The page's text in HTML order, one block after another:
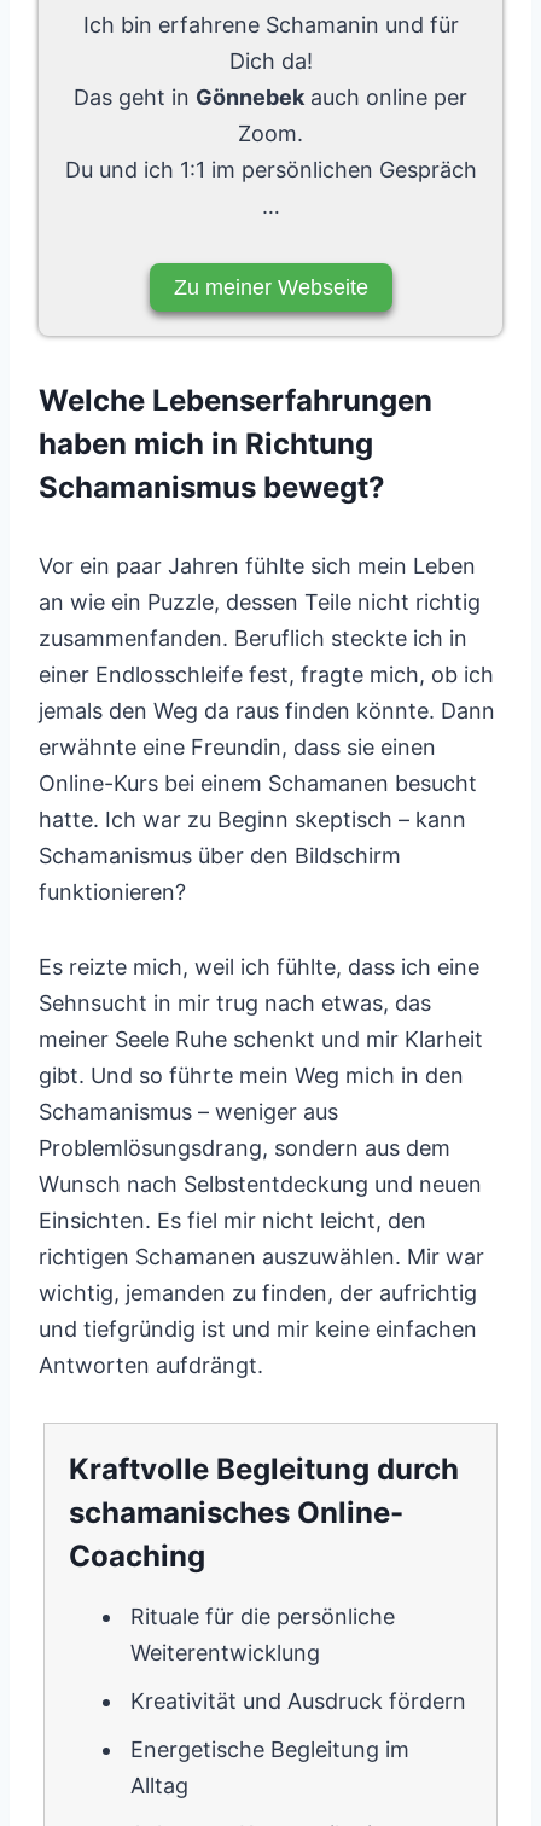
Ich bin erfahrene Schamanin und für
Dich da!
Das geht in Gönnebek auch online per
Zoom.
Du und ich 1:1 im persönlichen Gespräch
…
Zu meiner Webseite
Welche Lebenserfahrungen
haben mich in Richtung
Schamanismus bewegt?
Vor ein paar Jahren fühlte sich mein Leben
an wie ein Puzzle, dessen Teile nicht richtig
zusammenfanden. Beruflich steckte ich in
einer Endlosschleife fest, fragte mich, ob ich
jemals den Weg da raus finden könnte. Dann
erwähnte eine Freundin, dass sie einen
Online-Kurs bei einem Schamanen besucht
hatte. Ich war zu Beginn skeptisch – kann
Schamanismus über den Bildschirm
funktionieren?
Es reizte mich, weil ich fühlte, dass ich eine
Sehnsucht in mir trug nach etwas, das
meiner Seele Ruhe schenkt und mir Klarheit
gibt. Und so führte mein Weg mich in den
Schamanismus – weniger aus
Problemlösungsdrang, sondern aus dem
Wunsch nach Selbstentdeckung und neuen
Einsichten. Es fiel mir nicht leicht, den
richtigen Schamanen auszuwählen. Mir war
wichtig, jemanden zu finden, der aufrichtig
und tiefgründig ist und mir keine einfachen
Antworten aufdrängt.
Kraftvolle Begleitung durch
schamanisches Online-
Coaching
Rituale für die persönliche
Weiterentwicklung
Kreativität und Ausdruck fördern
Energetische Begleitung im
Alltag